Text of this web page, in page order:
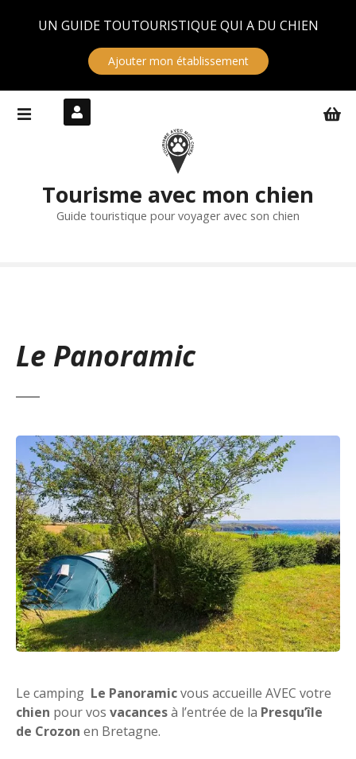
UN GUIDE TOUTOURISTIQUE QUI A DU CHIEN
Ajouter mon établissement
Tourisme avec mon chien
Guide touristique pour voyager avec son chien
Le Panoramic
Le camping Le Panoramicvous accueille AVEC votre
chien pour vos vacancesà l’entrée de la Presqu’île
de Crozon en Bretagne.